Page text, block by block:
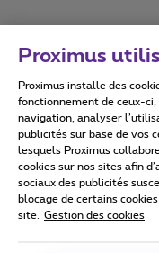
Conditions
Tous droits réservés. ©
Conditions générales,
Proximus
Proximus installe des
fonctionnement de ceux-
navigation, analyser
publicités sur base de vos
lesquels Proximus
cookies sur nos sites afin
sociaux des publicités
blocage de certains
site.
Gestion des cookies